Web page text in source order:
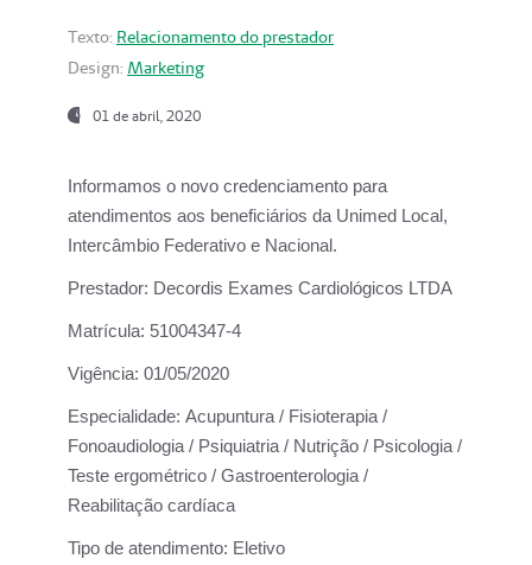
Texto: Relacionamento do prestador
Design: Marketing
01 de abril, 2020
Informamos o novo credenciamento para
atendimentos aos beneficiários da Unimed Local,
Intercâmbio Federativo e Nacional.
Prestador: Decordis Exames Cardiológicos LTDA
Matrícula: 51004347-4
Vigência: 01/05/2020
Especialidade: Acupuntura / Fisioterapia /
Fonoaudiologia / Psiquiatria / Nutrição / Psicologia /
Teste ergométrico / Gastroenterologia /
Reabilitação cardíaca
Tipo de atendimento: Eletivo